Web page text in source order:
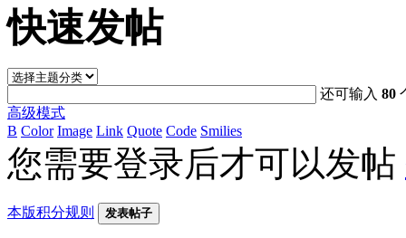
快速发帖
还可输入80
高级模式
B Color Image Link Quote Code Smilies
您需要登录后才可以发帖
本版积分规则 发表帖子